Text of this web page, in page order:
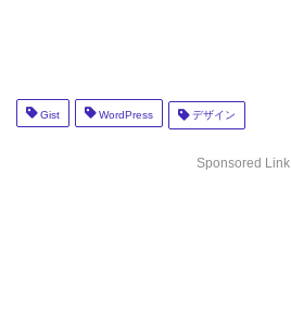
Gist WordPress デザイン
Sponsored Link